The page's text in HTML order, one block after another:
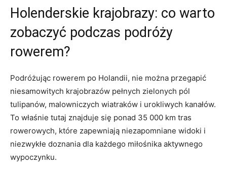
Holenderskie krajobrazy: co warto
zobaczyć podczas podróży
rowerem?
Podróżując rowerem po Holandii, nie można przegapić
niesamowitych krajobrazów‌ pełnych zielonych ‌pól
tulipanów,⁣ malowniczych wiatraków i urokliwych kanałów.
To właśnie tutaj ‌znajduje się ponad 35 000 km tras
rowerowych, które ‌zapewniają niezapomniane widoki⁤ i
niezwykłe doznania dla każdego miłośnika ​aktywnego
wypoczynku.